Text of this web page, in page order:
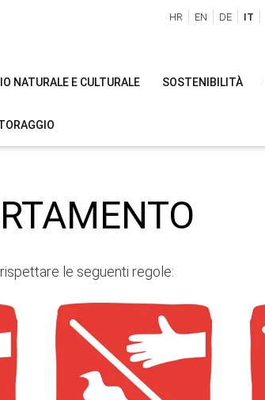
HR EN DE IT
NATURALE E CULTURALE SOSTENIBILITÀ
le seguenti regole: